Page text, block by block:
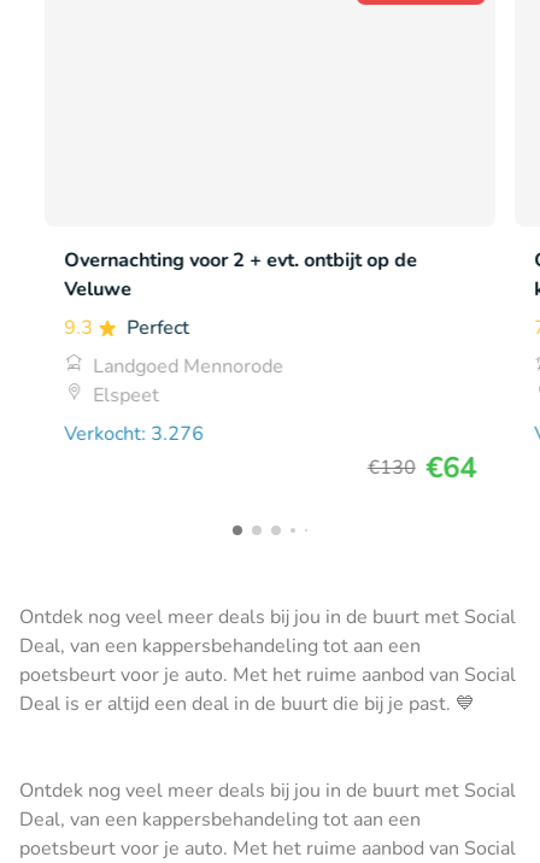
Overnachting voor 2 + evt. ontbijt op de
Veluwe
9.3
Perfect
Landgoed Mennorode
Elspeet
Verkocht: 3.276
€130 €64
Ontdek nog veel meer deals bij jou in de buurt met Social
Deal, van een kappersbehandeling tot aan een
poetsbeurt voor je auto. Met het ruime aanbod van Social
Deal is er altijd een deal in de buurt die bij je past. 💙
Ontdek nog veel meer deals bij jou in de buurt met Social
Deal, van een kappersbehandeling tot aan een
poetsbeurt voor je auto. Met het ruime aanbod van Social